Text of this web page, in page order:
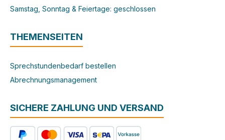
Samstag, Sonntag & Feiertage: geschlossen
THEMENSEITEN
Sprechstundenbedarf bestellen
Abrechnungsmanagement
SICHERE ZAHLUNG UND VERSAND